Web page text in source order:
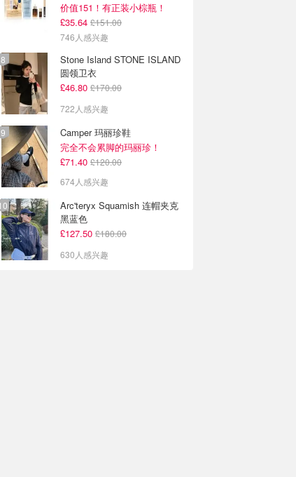
价值151！有正装小棕瓶！
£35.64 £151.00
746人感兴趣
Stone Island STONE ISLAND
圆领卫衣
£46.80 £170.00
722人感兴趣
Camper 玛丽珍鞋
完全不会累脚的玛丽珍！
£71.40 £120.00
674人感兴趣
Arc'teryx Squamish 连帽夹克
黑蓝色
£127.50 £180.00
630人感兴趣